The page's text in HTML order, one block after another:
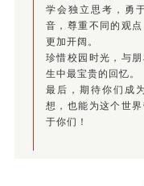
学会独立思考，勇
音，尊重不同的观
更加开阔。
珍惜校园时光，与
生中最宝贵的回忆。
最后，期待你们成
想，也能为这个世
于你们！